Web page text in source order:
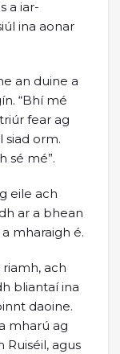
a iar-
ina aonar
an duine a
“Bhí mé
fear ag
siad orm.
sé mé”.
eile ach
ar a bhean
mharaigh é.
ach
bliantaí ina
daoine.
mharú ag
Ruiséil, agus